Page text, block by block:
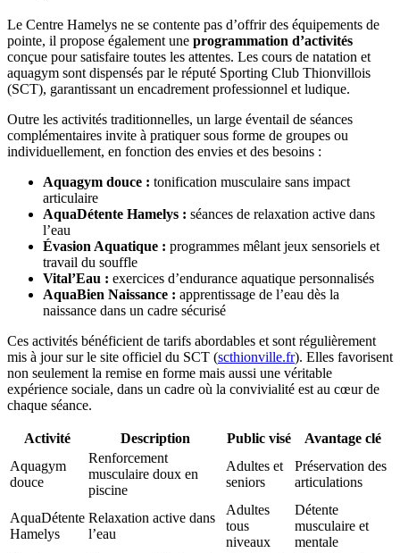
Le Centre Hamelys ne se contente pas d’offrir des équipements de
pointe, il propose également une programmation d’activités
conçue pour satisfaire toutes les attentes. Les cours de natation et
aquagym sont dispensés par le réputé Sporting Club Thionvillois
(SCT), garantissant un encadrement professionnel et ludique.
Outre les activités traditionnelles, un large éventail de séances
complémentaires invite à pratiquer sous forme de groupes ou
individuellement, en fonction des envies et des besoins :
Aquagym douce : tonification musculaire sans impact
articulaire
AquaDétente Hamelys : séances de relaxation active dans
l’eau
Évasion Aquatique : programmes mêlant jeux sensoriels et
travail du souffle
Vital’Eau : exercices d’endurance aquatique personnalisés
AquaBien Naissance : apprentissage de l’eau dès la
naissance dans un cadre sécurisé
Ces activités bénéficient de tarifs abordables et sont régulièrement
mis à jour sur le site officiel du SCT (scthionville.fr). Elles favorisent
non seulement la remise en forme mais aussi une véritable
expérience sociale, dans un cadre où la convivialité est au cœur de
chaque séance.
Activité Description Public visé
Avantage clé
Aquagym
douce
Renforcement
musculaire doux en
piscine
Adultes et
seniors
Préservation des
articulations
AquaDétente
Hamelys
Relaxation active dans
l’eau
Adultes
tous
niveaux
Détente
musculaire et
mentale